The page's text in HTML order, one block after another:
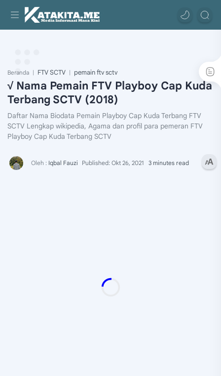
Beranda FTV SCTV pemain ftv sctv
√ Nama Pemain FTV Playboy Cap Kuda
Terbang SCTV (2018)
Daftar Nama Biodata Pemain Playboy Cap Kuda Terbang FTV
SCTV Lengkap wikipedia, Agama dan profil para pemeran FTV
Playboy Cap Kuda Terbang SCTV
3 minutes read